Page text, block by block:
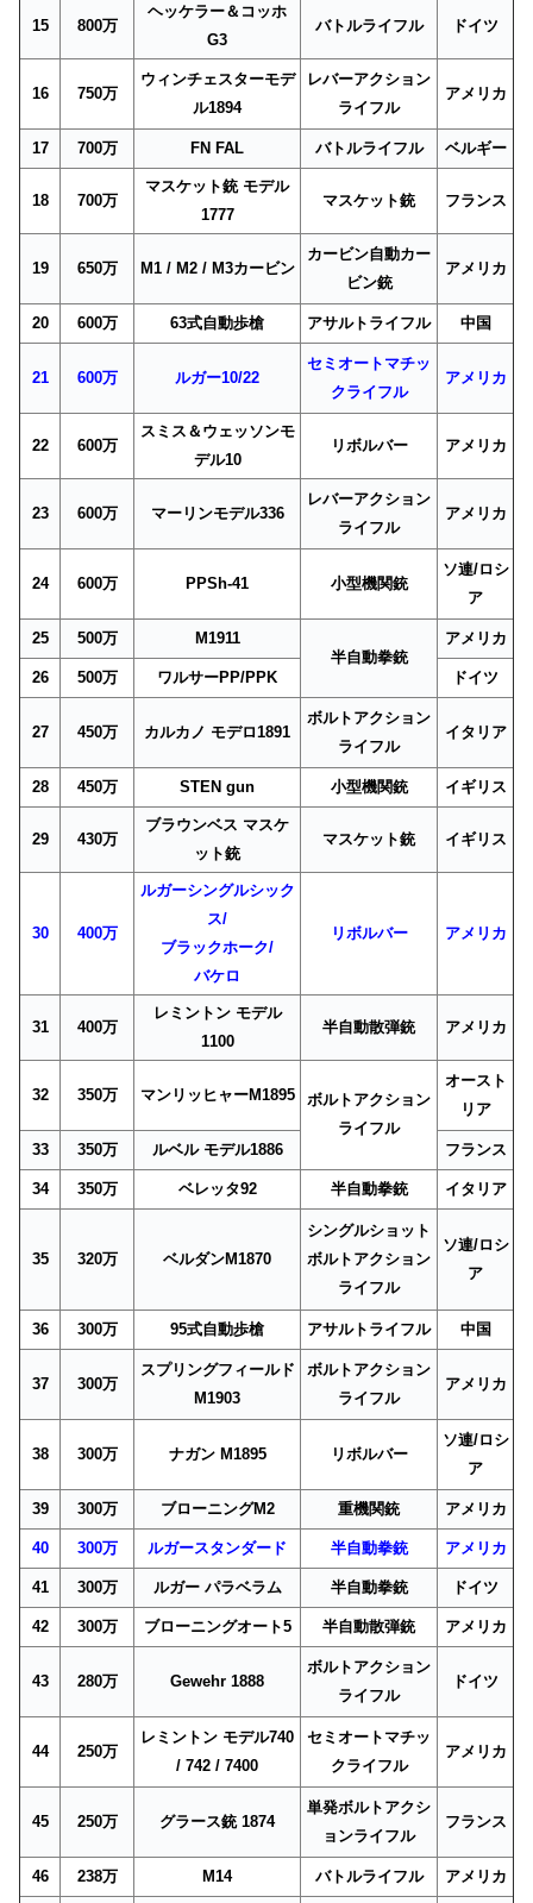
15 800万
ヘッケラー＆コッホ
G3
バトルライフル ドイツ
16 750万
ウィンチェスターモデ
ル1894
レバーアクション
ライフル
アメリカ
17 700万 FN FAL バトルライフル ベルギー
18 700万
マスケット銃 モデル
1777
マスケット銃 フランス
19 650万 M1 / M2 / M3カービン
カービン自動カー
ビン銃
アメリカ
20 600万 63式自動歩槍 アサルトライフル 中国
21 600万 ルガー10/22
セミオートマチッ
クライフル
アメリカ
22 600万
スミス＆ウェッソンモ
デル10
リボルバー アメリカ
23 600万 マーリンモデル336
レバーアクション
ライフル
アメリカ
24 600万 PPSh-41 小型機関銃
ソ連/ロシ
ア
25 500万
M1911
半自動拳銃
アメリカ
26 500万 ワルサーPP/PPK ドイツ
27 450万 カルカノ モデロ1891
ボルトアクション
ライフル
イタリア
28 450万 STEN gun 小型機関銃 イギリス
29 430万
ブラウンベス マスケ
ット銃
マスケット銃 イギリス
30 400万
ルガーシングルシック
ス/
ブラックホーク/
バケロ
リボルバー アメリカ
31 400万
レミントン モデル
1100
半自動散弾銃 アメリカ
32 350万 マンリッヒャーM1895
ボルトアクション
ライフル
オースト
リア
33 350万 ルベル モデル1886 フランス
34 350万 ベレッタ92 半自動拳銃 イタリア
35 320万 ベルダンM1870
シングルショット
ボルトアクション
ライフル
ソ連/ロシ
ア
36 300万 95式自動歩槍 アサルトライフル 中国
37 300万
スプリングフィールド
M1903
ボルトアクション
ライフル
アメリカ
38 300万 ナガン M1895 リボルバー
ソ連/ロシ
ア
39 300万 ブローニングM2 重機関銃 アメリカ
40 300万 ルガースタンダード 半自動拳銃 アメリカ
41 300万 ルガー パラベラム 半自動拳銃 ドイツ
42 300万 ブローニングオート5 半自動散弾銃 アメリカ
43 280万 Gewehr 1888
ボルトアクション
ライフル
ドイツ
44 250万
レミントン モデル740
/ 742 / 7400
セミオートマチッ
クライフル
アメリカ
45 250万 グラース銃 1874
単発ボルトアクシ
ョンライフル
フランス
46 238万 M14 バトルライフル アメリカ